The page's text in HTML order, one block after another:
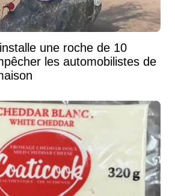
une roche de 10
les automobilistes de